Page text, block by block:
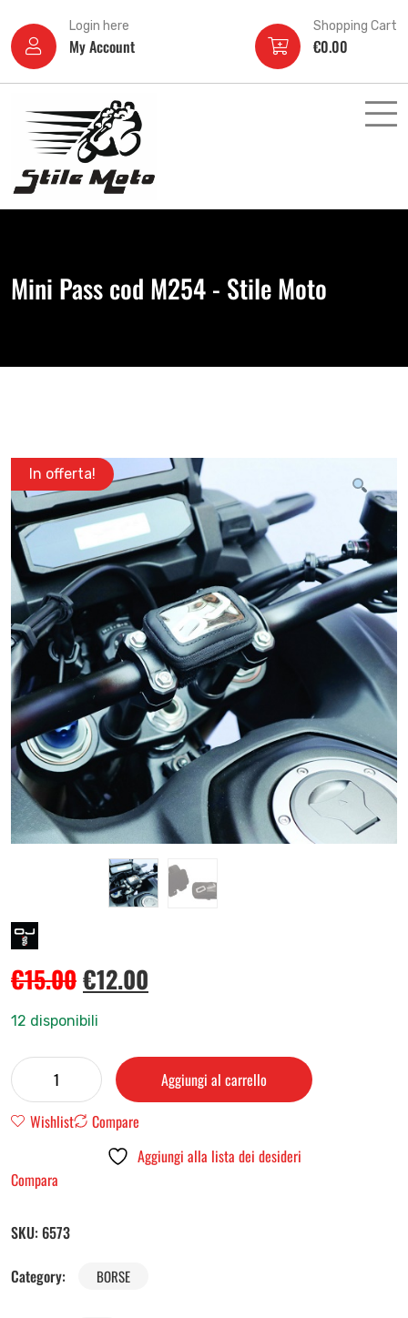
Login here
My Account
Shopping Cart
€0.00
Mini Pass cod M254 - Stile Moto
In offerta!
€15.00€12.00
12 disponibili
Aggiungi al carrello
Wishlist
Compare
Aggiungi alla lista dei desideri
Compara
SKU: 6573
Category:
BORSE